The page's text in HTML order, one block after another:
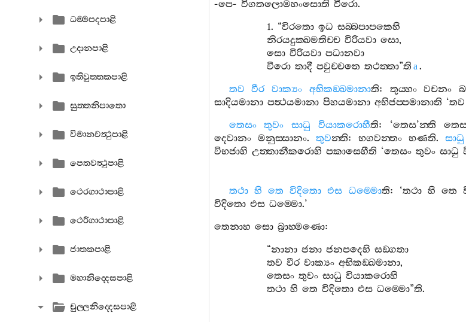
ධම‍්මපදපාළි
උදානපාළි
ඉතිවුත‍්තකපාළි
සුත‍්තනිපාතො
විමානවත්‍ථුපාළි
පෙතවත්‍ථුපාළි
ථෙරගාථාපාළි
ථෙරීගාථාපාළි
ජාතකපාළි
මහානිද‍්දෙසපාළි
චුල‍්ලනිද‍්දෙසපාළි
-පෙ- විගතලොමහංසොති වීරො.
1. “විරතො ඉධ සබ‍්බපාපකෙහි
නිරයදුක‍්ඛමතිච‍්ච විරියවා සො,
සො විරියවා පධානවා
වීරො තාදී පවුච‍්චතෙ තථත‍්තා”ති a.
තව
වීර වාක්‍යං අභිකඞ‍්ඛමානාති: තුය‍්හං වචනං
සාදියමානා පත්‍ථයමානා පිහයමානා අභිජප‍්පමානාති ‘තව
තෙසං
තුවං සාධු වියාකරොහීති: ‘තෙස’න‍්ති
දෙවානං මනුස‍්සානං. තුවන‍්ති: භගවන‍්තං භණති. සාධු
විභජාහි උත‍්තානීකරොහි පකාසෙහීති ‘තෙසං තුවං සාධු
තථා හි තෙ විදිතො එස ධම‍්මොති: ‘තථා හි තෙ
විදිතො එස ධම‍්මො.’
තෙනාහ සො බ්‍රාහ‍්මණො:
“නානා ජනා ජනපදෙහි සඞ‍්ගතා
තව වීර වාක්‍යං අභිකඞ‍්ඛමානා,
තෙසං තුවං සාධු වියාකරොහි
තථා හි තෙ විදිතො එස ධම‍්මො”ති.